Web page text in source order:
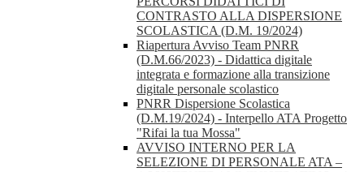
CONTRASTO ALLA DISPERSIONE
SCOLASTICA (D.M. 19/2024)
Riapertura Avviso Team PNRR
(D.M.66/2023) - Didattica digitale
integrata e formazione alla transizione
digitale personale scolastico
PNRR Dispersione Scolastica
(D.M.19/2024) - Interpello ATA Progetto
"Rifai la tua Mossa"
AVVISO INTERNO PER LA
SELEZIONE DI PERSONALE ATA –